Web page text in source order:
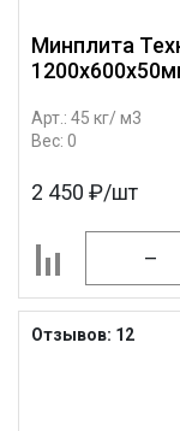
Минплита
Арт.: 45 кг/ м3
Вес: 0
2 450 ₽/шт
–
Отзывов: 12